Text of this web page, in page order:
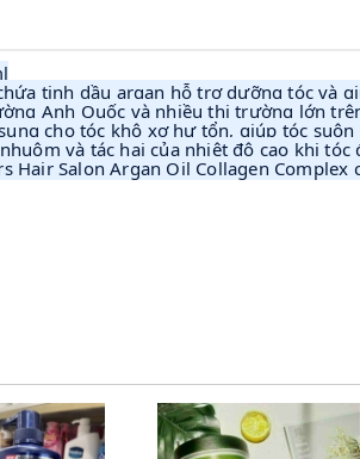
tinh dầu argan hỗ trợ dưỡng tóc và
Anh Quốc và nhiều thị trường lớn
cho tóc khô xơ hư tổn, giúp tóc
và tác hại của nhiệt độ cao khi tóc
Hair Salon Argan Oil Collagen